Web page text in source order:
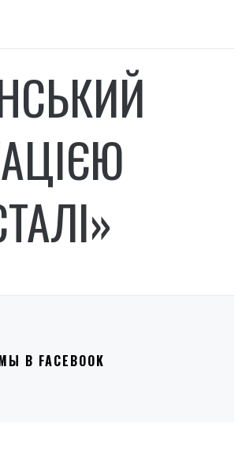
В FACEBOOK